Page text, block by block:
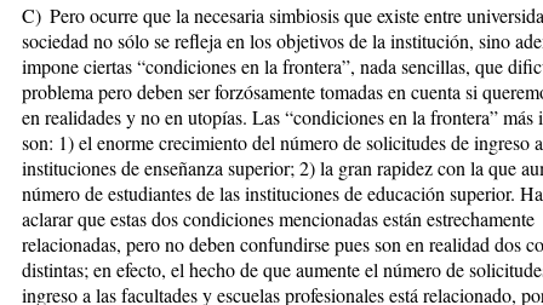
C) Pero ocurre que la necesaria sim­biosis que existe entre
sociedad no sólo se refleja en los ob­je­tivos de la institución, sino
impone ciertas “condiciones en la fron­tera”, nada sencillas, que
problema pero deben ser forzó­sa­men­te tomadas en cuenta si
en realidades y no en utopías. Las “condiciones en la frontera” más
son: 1) el enorme creci­mien­to del número de solicitudes de in­greso
instituciones de ense­ñan­za su­pe­rior; 2) la gran rapidez con la que
número de estudiantes de las instituciones de educación supe­rior.
aclarar que estas dos con­diciones mencionadas están estre­cha­mente
relacionadas, pero no deben con­fundirse pues son en realidad dos
distintas; en efecto, el hecho de que aumente el número de
ingreso a las facultades y escuelas pro­fe­sionales está relacionado,